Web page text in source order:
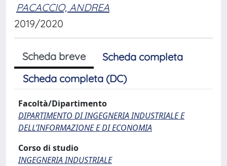
PACACCIO, ANDREA
2019/2020
Scheda breve
Scheda completa
Scheda completa (DC)
Facoltà/Dipartimento
DIPARTIMENTO DI INGEGNERIA INDUSTRIALE E
DELL’INFORMAZIONE E DI ECONOMIA
Corso di studio
INGEGNERIA INDUSTRIALE